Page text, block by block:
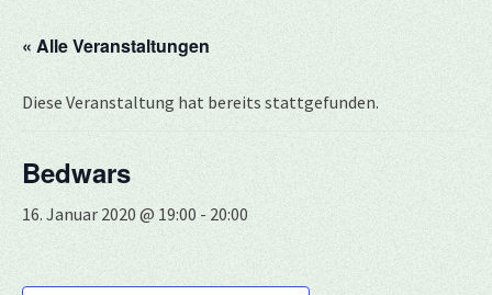
« Alle Veranstaltungen
Diese Veranstaltung hat bereits stattgefunden.
Bedwars
16. Januar 2020 @ 19:00 - 20:00